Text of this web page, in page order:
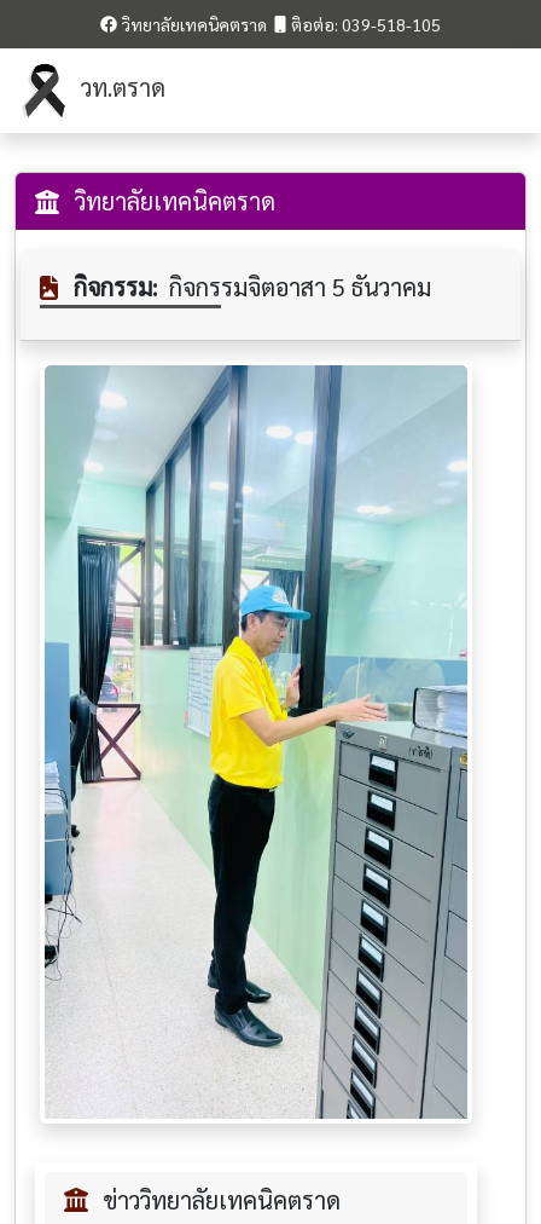
วิทยาลัยเทคนิคตราด ติอต่อ: 039-518-105
วท.ตราด
วิทยาลัยเทคนิคตราด
กิจกรรม: กิจกรรมจิตอาสา 5 ธันวาคม
ข่าววิทยาลัยเทคนิคตราด